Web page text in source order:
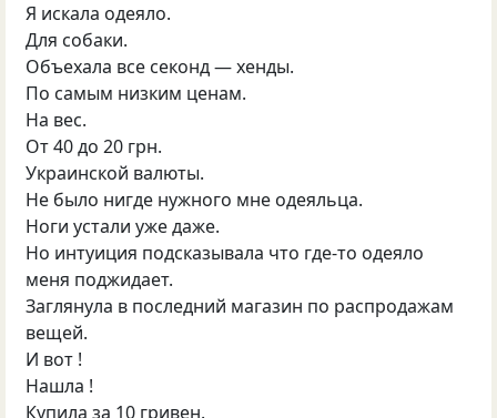
Я искала одеяло.
Для собаки.
Объехала все секонд — хенды.
По самым низким ценам.
На вес.
От 40 до 20 грн.
Украинской валюты.
Не было нигде нужного мне одеяльца.
Ноги устали уже даже.
Но интуиция подсказывала что где-то одеяло
меня поджидает.
Заглянула в последний магазин по распродажам
вещей.
И вот !
Нашла !
Купила за 10 гривен.